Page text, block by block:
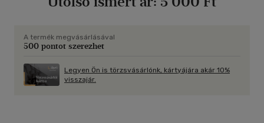
savanyújóskának hitt lakli..." Zsivótzky Gyula
A termék megvásárlásával
500 pontot szerezhet
Legyen Ön is törzsvásárlónk, kártyájára akár 10%
visszajár.